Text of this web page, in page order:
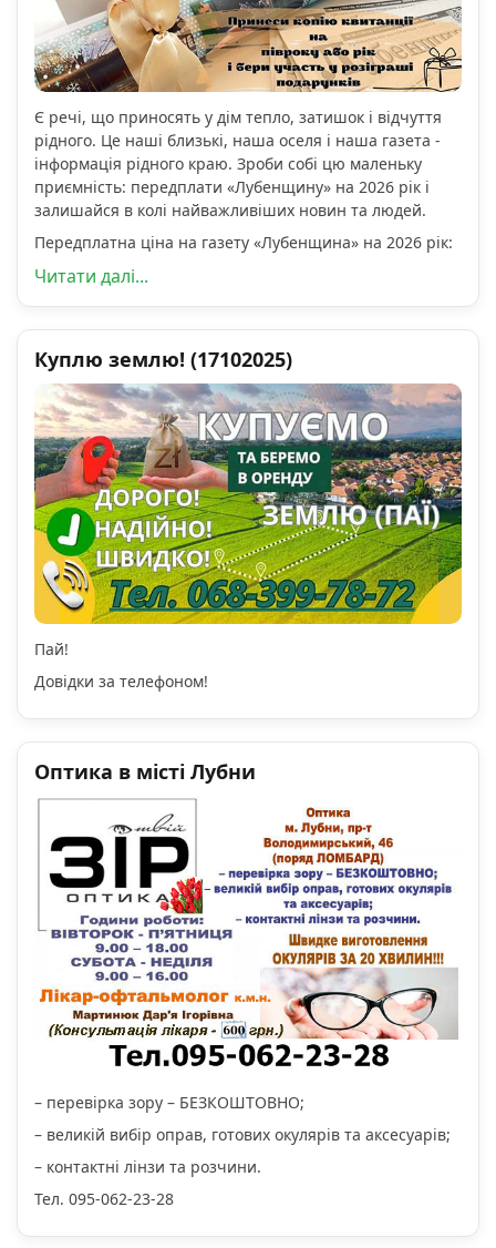
Є речі, що приносять у дім тепло, затишок і відчуття
рідного. Це наші близькі, наша оселя і наша газета -
інформація рідного краю. Зроби собі цю маленьку
приємність: передплати «Лубенщину» на 2026 рік і
залишайся в колі найважливіших новин та людей.
Передплатна ціна на газету «Лубенщина» на 2026 рік:
Читати далі...
Куплю землю! (17102025)
Пай!
Довідки за телефоном!
Оптика в місті Лубни
– перевірка зору – БЕЗКОШТОВНО;
– великій вибір оправ, готових окулярів та аксесуарів;
– контактні лінзи та розчини.
Тел. 095-062-23-28